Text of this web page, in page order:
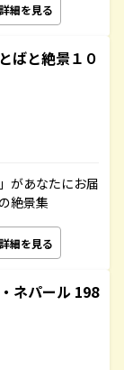
詳細を見る
ばと絶景１０
があなたにお届
絶景集
詳細を見る
ネパール 198